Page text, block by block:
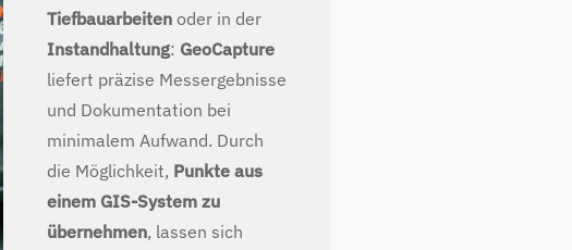
Tiefbauarbeiten oder in der
Instandhaltung: GeoCapture
liefert präzise Messergebnisse
und Dokumentation bei
minimalem Aufwand. Durch
die Möglichkeit, Punkte aus
einem GIS-System zu
übernehmen, lassen sich